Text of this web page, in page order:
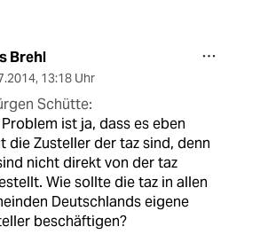
Brehl
, 13:18 Uhr
Schütte:
Problem ist ja, dass es eben
die Zusteller der taz sind, denn
nicht direkt von der taz
Wie sollte die taz in allen
Deutschlands eigene
beschäftigen?